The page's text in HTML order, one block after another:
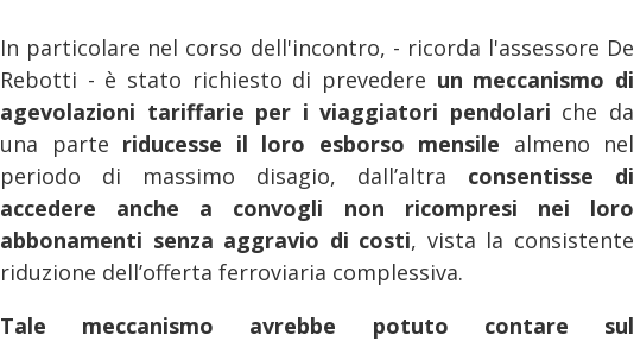
In particolare nel corso dell'incontro, - ricorda l'assessore De
Rebotti - è stato richiesto di prevedere un meccanismo di
agevolazioni tariffarie per i viaggiatori pendolari che da
una parte riducesse il loro esborso mensile almeno nel
periodo di massimo disagio, dall’altra consentisse di
accedere anche a convogli non ricompresi nei loro
abbonamenti senza aggravio di costi, vista la consistente
riduzione dell’offerta ferroviaria complessiva.
Tale meccanismo avrebbe potuto contare sul